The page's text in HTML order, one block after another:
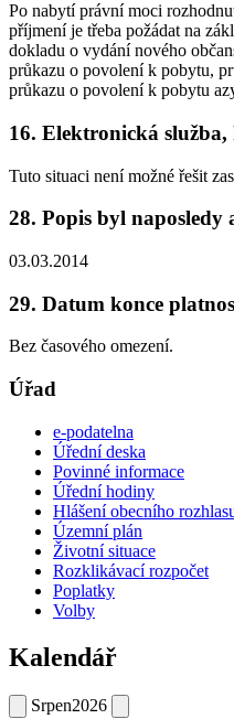
Po nabytí právní moci
příjmení je třeba požádat na
dokladu o vydání nového
průkazu o povolení k pobytu,
průkazu o povolení k pobytu
16. Elektronická
Tuto situaci není možné řešit
28. Popis byl naposledy
03.03.2014
29. Datum konce
Bez časového omezení.
Úřad
e-podatelna
Úřední deska
Povinné informace
Úřední hodiny
Hlášení obecního
Územní plán
Životní situace
Rozklikávací rozpočet
Poplatky
Volby
Kalendář
Srpen2026